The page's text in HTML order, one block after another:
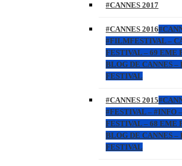
#CANNES 2017
#CANNES 2016
#FILMFESTIVAL –
FESTIVAL – 69 EME
BLOG DE CANNES –
FESTIVAL
#CANNES 2015
#FESTIVAL – #INFO
FESTIVAL – 68 EME
BLOG DE CANNES –
FESTIVAL